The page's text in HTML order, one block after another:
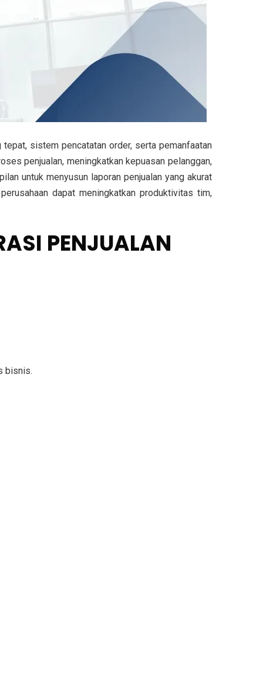
sistem pencatatan order, serta pemanfaatan
penjualan, meningkatkan kepuasan pelanggan,
untuk menyusun laporan penjualan yang akurat
dapat meningkatkan produktivitas tim,
PENJUALAN
bisnis.